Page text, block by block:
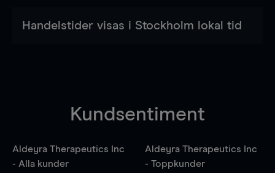
Handelstider visas i Stockholm lokal tid
Kundsentiment
Aldeyra Therapeutics Inc
- Alla kunder
Aldeyra Therapeutics Inc
- Toppkunder